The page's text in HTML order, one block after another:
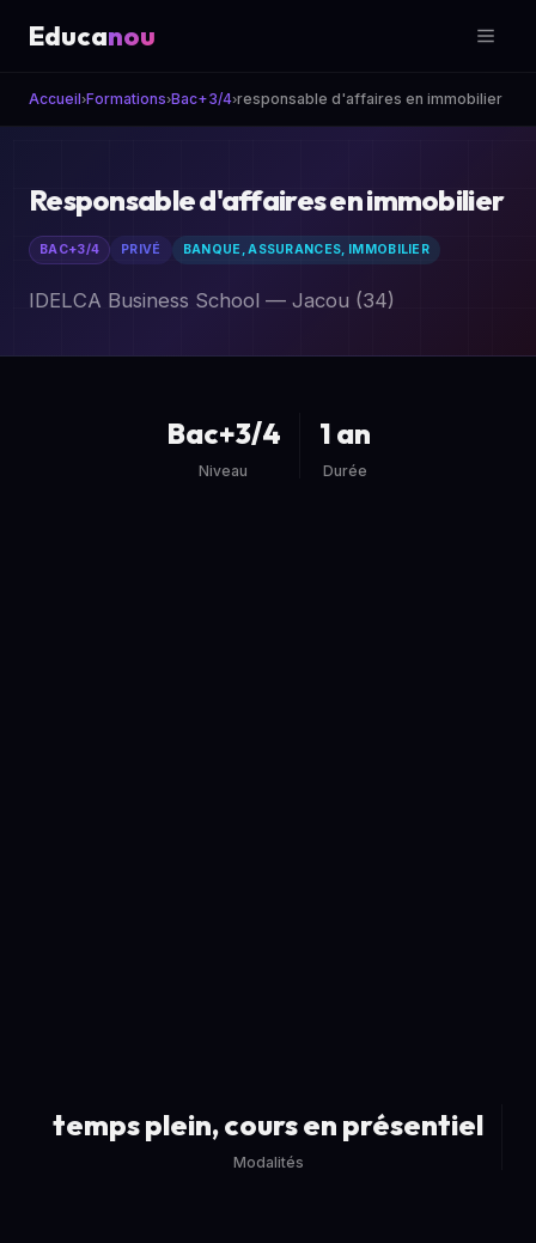
Educanou
Accueil Formations Bac+3/4 responsable d'affaires en immobilier
Responsable d'affaires en immobilier
BAC+3/4 PRIVÉ BANQUE, ASSURANCES, IMMOBILIER
IDELCA Business School — Jacou (34)
Bac+3/4
Niveau
1 an
Durée
temps plein, cours en présentiel
Modalités